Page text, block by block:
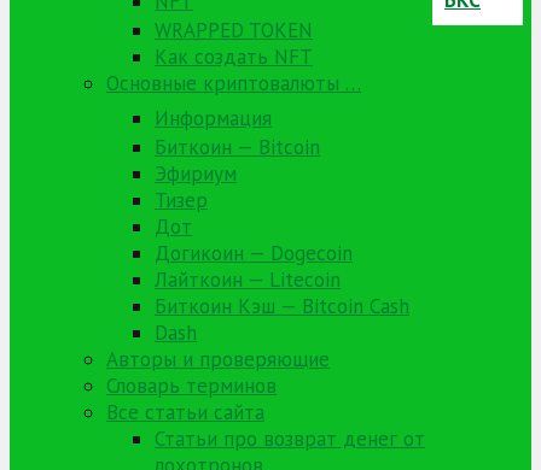
WRAPPED TOKEN
Как создать NFT
Основные криптовалюты …
Информация
Биткоин — Bitcoin
Эфириум
Тизер
Дот
Догикоин — Dogecoin
Лайткоин — Litecoin
Биткоин Кэш — Bitcoin Cash
Dash
Авторы и проверяющие
Словарь терминов
Все статьи сайта
Статьи про возврат денег от